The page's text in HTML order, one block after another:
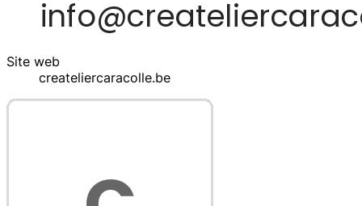
Site web
createliercaracolle.be